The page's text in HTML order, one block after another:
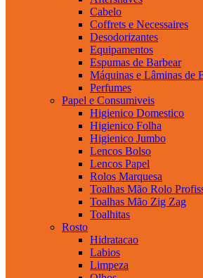
Cabelo
Coffrets e Necessaires
Desodorizantes
Equipamentos
Espumas de Barbear
Máquinas e Lâminas de
Perfumes
Papel e Consumiveis
Higienico Domestico
Higienico Folha
Higienico Jumbo
Lencos Bolso
Lencos Papel
Rolos Marquesa
Toalhas Mão Rolo
Toalhas Mão Zig Zag
Toalhitas
Rosto
Hidratacao
Labios
Limpeza